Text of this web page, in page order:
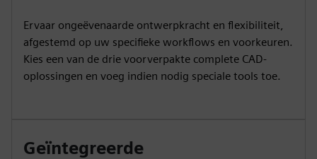
Ervaar ongeëvenaarde ontwerpkracht en flexibiliteit,
afgestemd op uw specifieke workflows en voorkeuren.
Kies een van de drie voorverpakte complete CAD-
oplossingen en voeg indien nodig speciale tools toe.
Geïntegreerde